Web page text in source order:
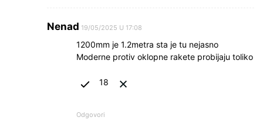
Nenad 19/05/2025 U 17:08
1200mm je 1.2metra sta je tu nejasno
Moderne protiv oklopne rakete probijaju toliko
18
Odgovori